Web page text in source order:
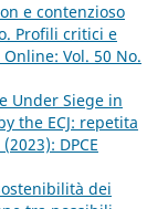
e contenzioso
Profili critici e
Online: Vol. 50 No.
Under Siege in
the ECJ: repetita
DPCE
dei